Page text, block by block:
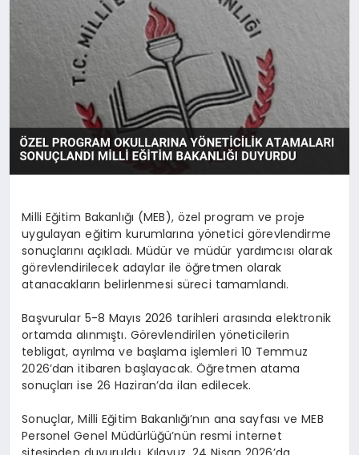
TEKNOLOJI
Milli Eğitim Bakanlığı (MEB), özel program ve proje
uygulayan eğitim kurumlarına yönetici görevlendirme
sonuçlarını açıkladı. Müdür ve müdür yardımcısı olarak
görevlendirilecek adaylar ile öğretmen olarak
atanacakların belirlenmesi süreci tamamlandı.
Başvurular 5-8 Mayıs 2026 tarihleri arasında elektronik
ortamda alınmıştı. Görevlendirilen yöneticilerin
tebligat, ayrılma ve başlama işlemleri 10 Temmuz
2026’dan itibaren başlayacak. Öğretmen atama
sonuçları ise 26 Haziran’da ilan edilecek.
Sonuçlar, Milli Eğitim Bakanlığı’nın ana sayfası ve MEB
Personel Genel Müdürlüğü’nün resmi internet